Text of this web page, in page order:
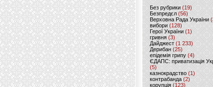
Без рубрики (19)
Безпредєл(56)
Верховна Рада України
вибори(128)
Герої України(1)
гривня (3)
Дайджест (1 233)
Дерибан (25)
епідемія грипу (4)
ЄДАПС: приватизація
(5)
казнокрадство (1)
контрабанда (2)
корупція (123)